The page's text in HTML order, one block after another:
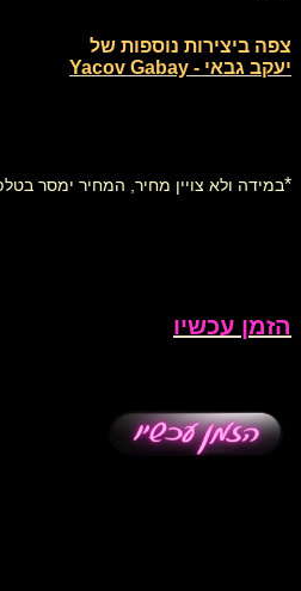
צפה ביצירות נוספות של
יעקב גבאי - Yacov Gabay
*במידה ולא צויין מחיר, המחיר ימסר
הזמן עכשיו